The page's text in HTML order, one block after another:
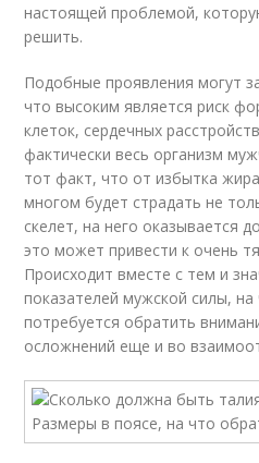
настоящей проблемой,
решить.
Подобные проявления могут
что высоким является риск
клеток, сердечных
фактически весь организм
тот факт, что от избытка
многом будет страдать не
скелет, на него оказывается
это может привести к очень
Происходит вместе с тем и
показателей мужской силы,
потребуется обратить
осложнений еще и во